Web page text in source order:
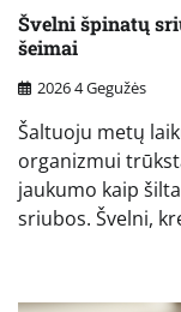
Švelni špinatų
šeimai
2026 4 Gegužės
Šaltuoju metų
organizmui
jaukumo kaip
sriubos. Švelni,